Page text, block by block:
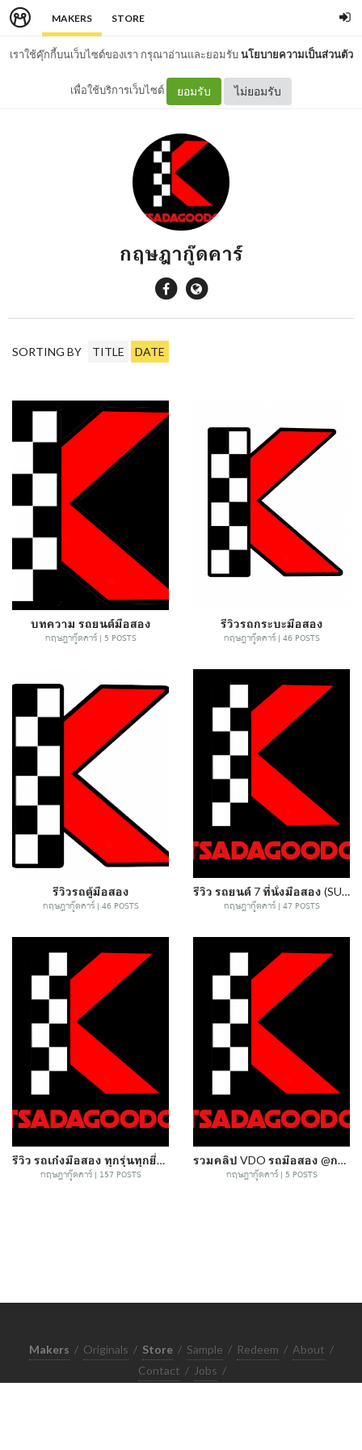
MAKERS STORE
เราใช้คุ๊กกี้บนเว็บไซต์ของเรา กรุณาอ่านและยอมรับนโยบายความเป็นส่วนตัว
เพื่อใช้บริการเว็บไซต์ ยอมรับ ไม่ยอมรับ
กฤษฎากู๊ดคาร์
SORTING BY TITLE DATE
บทความ รถยนต์มือสอง
กฤษฎากู๊ดคาร์ | 5 POSTS
รีวิวรถกระบะมือสอง
กฤษฎากู๊ดคาร์ | 46 POSTS
รีวิวรถตู้มือสอง
กฤษฎากู๊ดคาร์ | 46 POSTS
รีวิว รถยนต์ 7 ที่นั่งมือสอง (SUV,PPV) ทุกรุ่นทุกยี่ห่อ @กฤษฎากู๊ดคาร์
กฤษฎากู๊ดคาร์ | 47 POSTS
รีวิว รถเก๋งมือสอง ทุกรุ่นทุกยี่ห่อ @กฤษฎากู๊ดคาร์
กฤษฎากู๊ดคาร์ | 157 POSTS
รวมคลิป VDO รถมือสอง @กฤษฎากู๊ดคาร์
กฤษฎากู๊ดคาร์ | 5 POSTS
Makers / Originals / Store / Sample / Redeem / About /
Contact / Jobs /